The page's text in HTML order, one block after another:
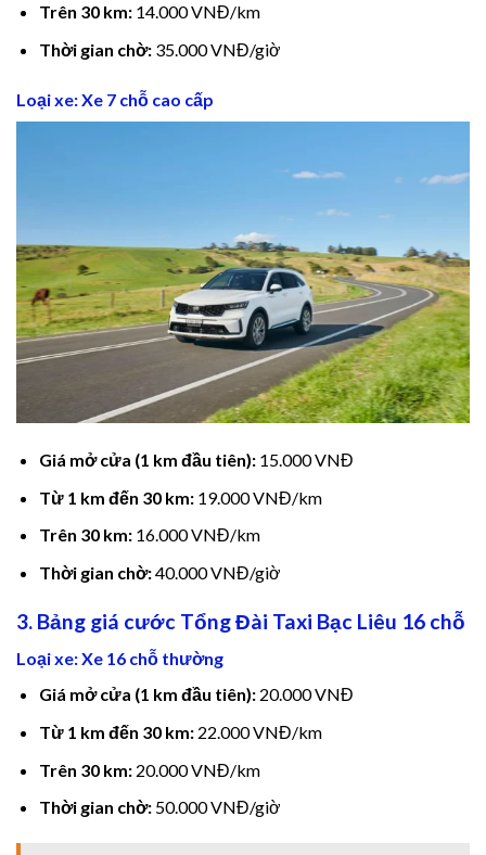
panel
panel
Panel
Panel
Panel
panel
panel
panel
Panel
Trên 30 km:14.000 VNĐ/km
Thời gian chờ:35.000 VNĐ/giờ
Loại xe: Xe 7 chỗ cao cấp
Giá mở cửa (1 km đầu tiên):15.000 VNĐ
Từ 1 km đến 30 km:19.000 VNĐ/km
Trên 30 km:16.000 VNĐ/km
Thời gian chờ:40.000 VNĐ/giờ
3. Bảng giá cước Tổng Đài Taxi Bạc Liêu 16 chỗ
Loại xe: Xe 16 chỗ thường
Giá mở cửa (1 km đầu tiên):20.000 VNĐ
Từ 1 km đến 30 km:22.000 VNĐ/km
Trên 30 km:20.000 VNĐ/km
Thời gian chờ:50.000 VNĐ/giờ